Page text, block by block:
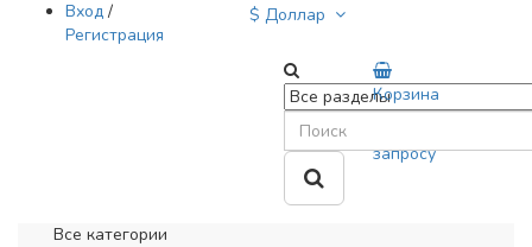
Вход /
Регистрация
Корзина
запросу
Все категории